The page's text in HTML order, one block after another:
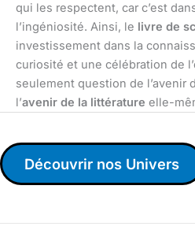
qui les respectent, car c’est
l’ingéniosité. Ainsi, le livre de
investissement dans la
curiosité et une célébration de
seulement question de l’avenir
l’avenir de la littérature elle-
Découvrir nos Univers